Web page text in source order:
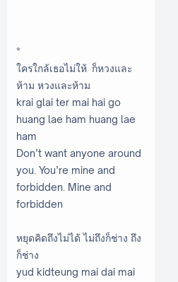
*
ใครใกล้เธอไม่ให้ ก็หวงและ
ห้าม หวงและห้าม
krai glai ter mai hai go
huang lae ham huang lae
ham
Don’t want anyone around
you. You’re mine and
forbidden. Mine and
forbidden
หยุดคิดถึงไม่ได้ ไม่ถึงก็ช่าง ถึง
ก็ช่าง
yud kidteung mai dai mai